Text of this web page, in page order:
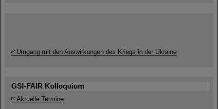
Umgang mit den Auswirkungen des Kriegs in der Ukraine
GSI-FAIR Kolloquium
Aktuelle Termine